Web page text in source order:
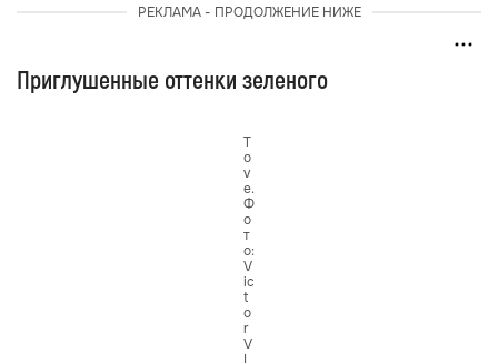
РЕКЛАМА - ПРОДОЛЖЕНИЕ НИЖЕ
Приглушенные оттенки зеленого
T
o
v
e.
Ф
о
т
о:
V
ic
t
o
r
V